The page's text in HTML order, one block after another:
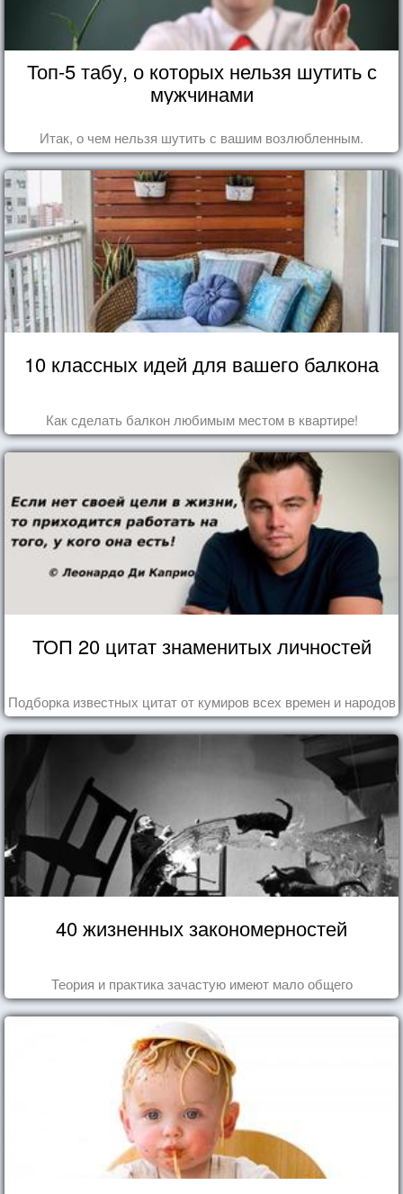
Топ-5 табу, о которых нельзя шутить с
мужчинами
Итак, о чем нельзя шутить с вашим возлюбленным.
10 классных идей для вашего балкона
Как сделать балкон любимым местом в квартире!
ТОП 20 цитат знаменитых личностей
Подборка известных цитат от кумиров всех времен и народов
40 жизненных закономерностей
Теория и практика зачастую имеют мало общего